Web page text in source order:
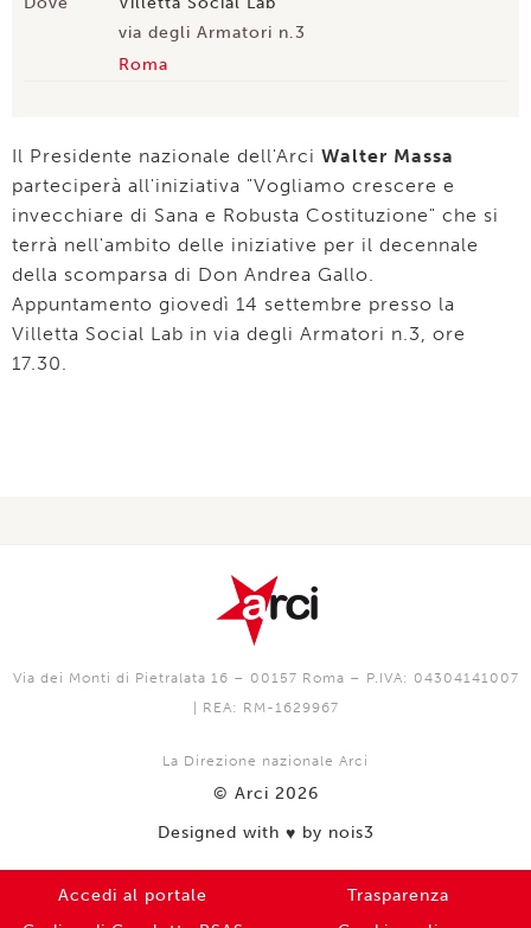
via degli Armatori n.3
Roma
Il Presidente nazionale dell'Arci Walter Massa
parteciperà all'iniziativa "Vogliamo crescere e
invecchiare di Sana e Robusta Costituzione" che si
terrà nell'ambito delle iniziative per il decennale
della scomparsa di Don Andrea Gallo.
Appuntamento giovedì 14 settembre presso la
Villetta Social Lab in via degli Armatori n.3, ore
17.30.
Via dei Monti di Pietralata 16 – 00157 Roma – P.IVA: 04304141007
| REA: RM-1629967
La Direzione nazionale Arci
© Arci 2026
Designed with ♥️ by nois3
Accedi al portale
Trasparenza